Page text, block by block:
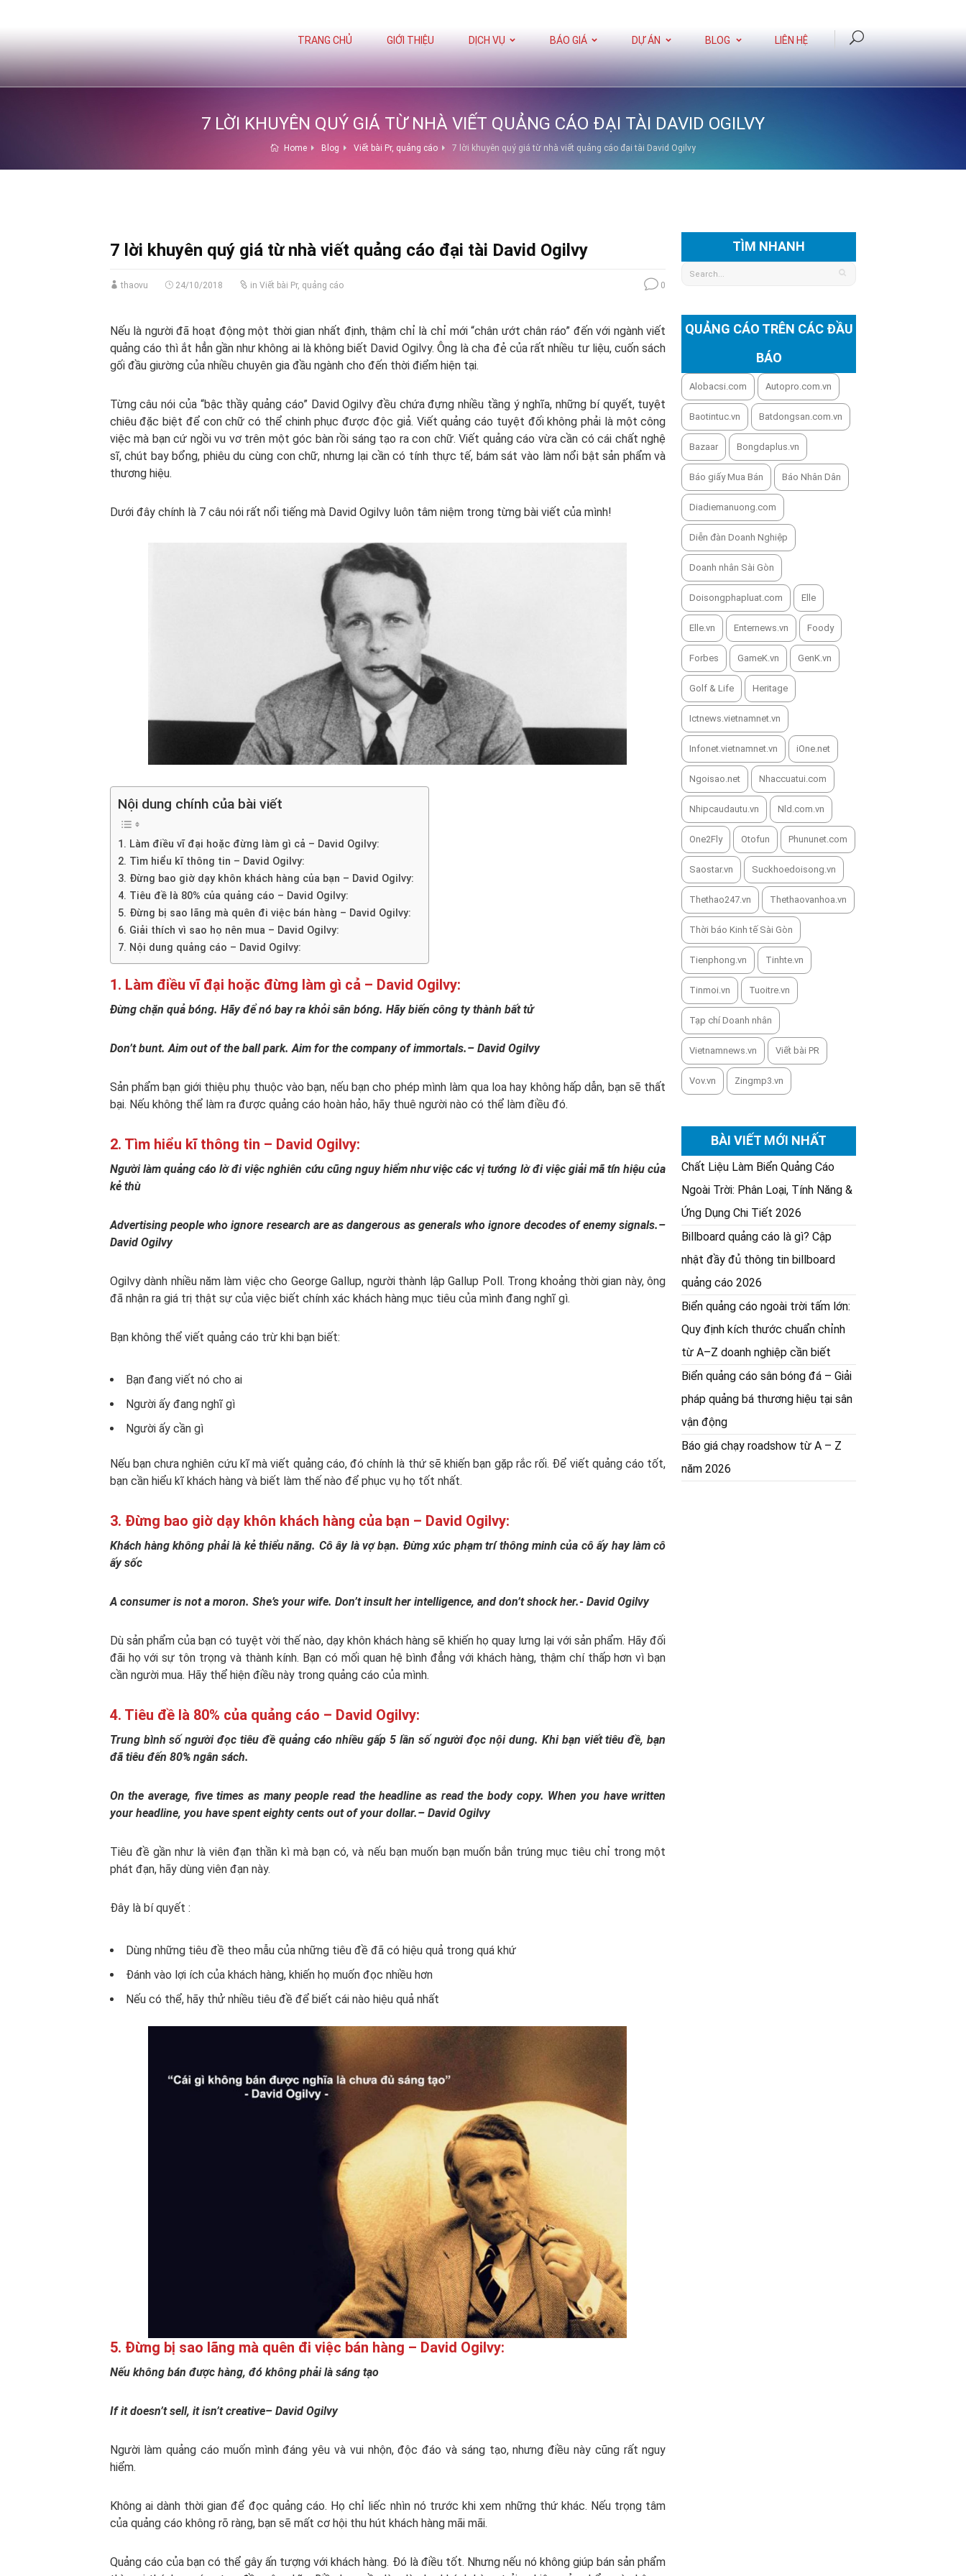
TRANG CHỦ GIỚI THIỆU DỊCH VỤ BÁO GIÁ DỰ ÁN BLOG LIÊN HỆ
7 LỜI KHUYÊN QUÝ GIÁ TỪ NHÀ VIẾT QUẢNG CÁO ĐẠI TÀI DAVID OGILVY
Home Blog Viết bài Pr, quảng cáo 7 lời khuyên quý giá từ nhà viết quảng cáo đại tài David Ogilvy
7 lời khuyên quý giá từ nhà viết quảng cáo đại tài David Ogilvy
thaovu 24/10/2018 in Viết bài Pr, quảng cáo 0
Nếu là người đã hoạt động một thời gian nhất định, thậm chỉ là chỉ mới “chân ướt chân ráo” đến với ngành viết
quảng cáo thì ắt hẳn gần như không ai là không biết David Ogilvy. Ông là cha đẻ của rất nhiều tư liệu, cuốn sách
gối đầu giường của nhiều chuyên gia đầu ngành cho đến thời điểm hiện tại.
Từng câu nói của “bậc thầy quảng cáo” David Ogilvy đều chứa đựng nhiều tầng ý nghĩa, những bí quyết, tuyệt
chiêu đặc biệt để con chữ có thể chinh phục được độc giả. Viết quảng cáo tuyệt đối không phải là một công
việc mà bạn cứ ngồi vu vơ trên một góc bàn rồi sáng tạo ra con chữ. Viết quảng cáo vừa cần có cái chất nghệ
sĩ, chút bay bổng, phiêu du cùng con chữ, nhưng lại cần có tính thực tế, bám sát vào làm nổi bật sản phẩm và
thương hiệu.
Dưới đây chính là 7 câu nói rất nổi tiếng mà David Ogilvy luôn tâm niệm trong từng bài viết của mình!
Nội dung chính của bài viết
1. Làm điều vĩ đại hoặc đừng làm gì cả – David Ogilvy:
2. Tìm hiểu kĩ thông tin – David Ogilvy:
3. Đừng bao giờ dạy khôn khách hàng của bạn – David Ogilvy:
4. Tiêu đề là 80% của quảng cáo – David Ogilvy:
5. Đừng bị sao lãng mà quên đi việc bán hàng – David Ogilvy:
6. Giải thích vì sao họ nên mua – David Ogilvy:
7. Nội dung quảng cáo – David Ogilvy:
1. Làm điều vĩ đại hoặc đừng làm gì cả – David Ogilvy:
Đừng chặn quả bóng. Hãy để nó bay ra khỏi sân bóng. Hãy biến công ty thành bất tử
Don’t bunt. Aim out of the ball park. Aim for the company of immortals.– David Ogilvy
Sản phẩm bạn giới thiệu phụ thuộc vào bạn, nếu bạn cho phép mình làm qua loa hay không hấp dẫn, bạn sẽ thất
bại. Nếu không thể làm ra được quảng cáo hoàn hảo, hãy thuê người nào có thể làm điều đó.
2. Tìm hiểu kĩ thông tin – David Ogilvy:
Người làm quảng cáo lờ đi việc nghiên cứu cũng nguy hiểm như việc các vị tướng lờ đi việc giải mã tín hiệu của
kẻ thù
Advertising people who ignore research are as dangerous as generals who ignore decodes of enemy signals.–
David Ogilvy
Ogilvy dành nhiều năm làm việc cho George Gallup, người thành lập Gallup Poll. Trong khoảng thời gian này, ông
đã nhận ra giá trị thật sự của việc biết chính xác khách hàng mục tiêu của mình đang nghĩ gì.
Bạn không thể viết quảng cáo trừ khi bạn biết:
Bạn đang viết nó cho ai
Người ấy đang nghĩ gì
Người ấy cần gì
Nếu bạn chưa nghiên cứu kĩ mà viết quảng cáo, đó chính là thứ sẽ khiến bạn gặp rắc rối. Để viết quảng cáo tốt,
bạn cần hiểu kĩ khách hàng và biết làm thế nào để phục vụ họ tốt nhất.
3. Đừng bao giờ dạy khôn khách hàng của bạn – David Ogilvy:
Khách hàng không phải là kẻ thiểu năng. Cô ây là vợ bạn. Đừng xúc phạm trí thông minh của cô ấy hay làm cô
ấy sốc
A consumer is not a moron. She’s your wife. Don’t insult her intelligence, and don’t shock her.- David Ogilvy
Dù sản phẩm của bạn có tuyệt vời thế nào, dạy khôn khách hàng sẽ khiến họ quay lưng lại với sản phẩm. Hãy đối
đãi họ với sự tôn trọng và thành kính. Bạn có mối quan hệ bình đẳng với khách hàng, thậm chí thấp hơn vì bạn
cần người mua. Hãy thể hiện điều này trong quảng cáo của mình.
4. Tiêu đề là 80% của quảng cáo – David Ogilvy:
Trung bình số người đọc tiêu đề quảng cáo nhiều gấp 5 lần số người đọc nội dung. Khi bạn viết tiêu đề, bạn
đã tiêu đến 80% ngân sách.
On the average, five times as many people read the headline as read the body copy. When you have written
your headline, you have spent eighty cents out of your dollar.– David Ogilvy
Tiêu đề gần như là viên đạn thần kì mà bạn có, và nếu bạn muốn bạn muốn bắn trúng mục tiêu chỉ trong một
phát đạn, hãy dùng viên đạn này.
Đây là bí quyết :
Dùng những tiêu đề theo mẫu của những tiêu đề đã có hiệu quả trong quá khứ
Đánh vào lợi ích của khách hàng, khiến họ muốn đọc nhiều hơn
Nếu có thể, hãy thử nhiều tiêu đề để biết cái nào hiệu quả nhất
5. Đừng bị sao lãng mà quên đi việc bán hàng – David Ogilvy:
Nếu không bán được hàng, đó không phải là sáng tạo
If it doesn’t sell, it isn’t creative– David Ogilvy
Người làm quảng cáo muốn mình đáng yêu và vui nhộn, độc đáo và sáng tạo, nhưng điều này cũng rất nguy
hiểm.
Không ai dành thời gian để đọc quảng cáo. Họ chỉ liếc nhìn nó trước khi xem những thứ khác. Nếu trọng tâm
của quảng cáo không rõ ràng, bạn sẽ mất cơ hội thu hút khách hàng mãi mãi.
Quảng cáo của bạn có thể gây ấn tượng với khách hàng. Đó là điều tốt. Nhưng nếu nó không giúp bán sản phẩm
TÌM NHANH
QUẢNG CÁO TRÊN CÁC ĐẦU
BÁO
Alobacsi.com Autopro.com.vn
Baotintuc.vn Batdongsan.com.vn
Bazaar Bongdaplus.vn
Báo giấy Mua Bán Báo Nhân Dân
Diadiemanuong.com
Diễn đàn Doanh Nghiệp
Doanh nhân Sài Gòn
Doisongphapluat.com Elle
Elle.vn Enternews.vn Foody
Forbes GameK.vn GenK.vn
Golf & Life Heritage
Ictnews.vietnamnet.vn
Infonet.vietnamnet.vn iOne.net
Ngoisao.net Nhaccuatui.com
Nhipcaudautu.vn Nld.com.vn
One2Fly Otofun Phununet.com
Saostar.vn Suckhoedoisong.vn
Thethao247.vn Thethaovanhoa.vn
Thời báo Kinh tế Sài Gòn
Tienphong.vn Tinhte.vn
Tinmoi.vn Tuoitre.vn
Tạp chí Doanh nhân
Vietnamnews.vn Viết bài PR
Vov.vn Zingmp3.vn
BÀI VIẾT MỚI NHẤT
Chất Liệu Làm Biển Quảng Cáo
Ngoài Trời: Phân Loại, Tính Năng &
Ứng Dụng Chi Tiết 2026
Billboard quảng cáo là gì? Cập
nhật đầy đủ thông tin billboard
quảng cáo 2026
Biển quảng cáo ngoài trời tấm lớn:
Quy định kích thước chuẩn chỉnh
từ A–Z doanh nghiệp cần biết
Biển quảng cáo sân bóng đá – Giải
pháp quảng bá thương hiệu tại sân
vận động
Báo giá chạy roadshow từ A – Z
năm 2026